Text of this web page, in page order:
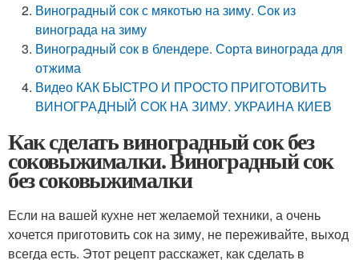
Виноградный сок с мякотью на зиму. Сок из
винограда на зиму
Виноградный сок в блендере. Сорта винограда для
отжима
Видео КАК БЫСТРО И ПРОСТО ПРИГОТОВИТЬ
ВИНОГРАДНЫЙ СОК НА ЗИМУ. УКРАИНА КИЕВ
Как сделать виноградный сок без
соковыжималки. Виноградный сок
без соковыжималки
Если на вашей кухне нет желаемой техники, а очень
хочется приготовить сок на зиму, не переживайте, выход
всегда есть. Этот рецепт расскажет, как сделать в